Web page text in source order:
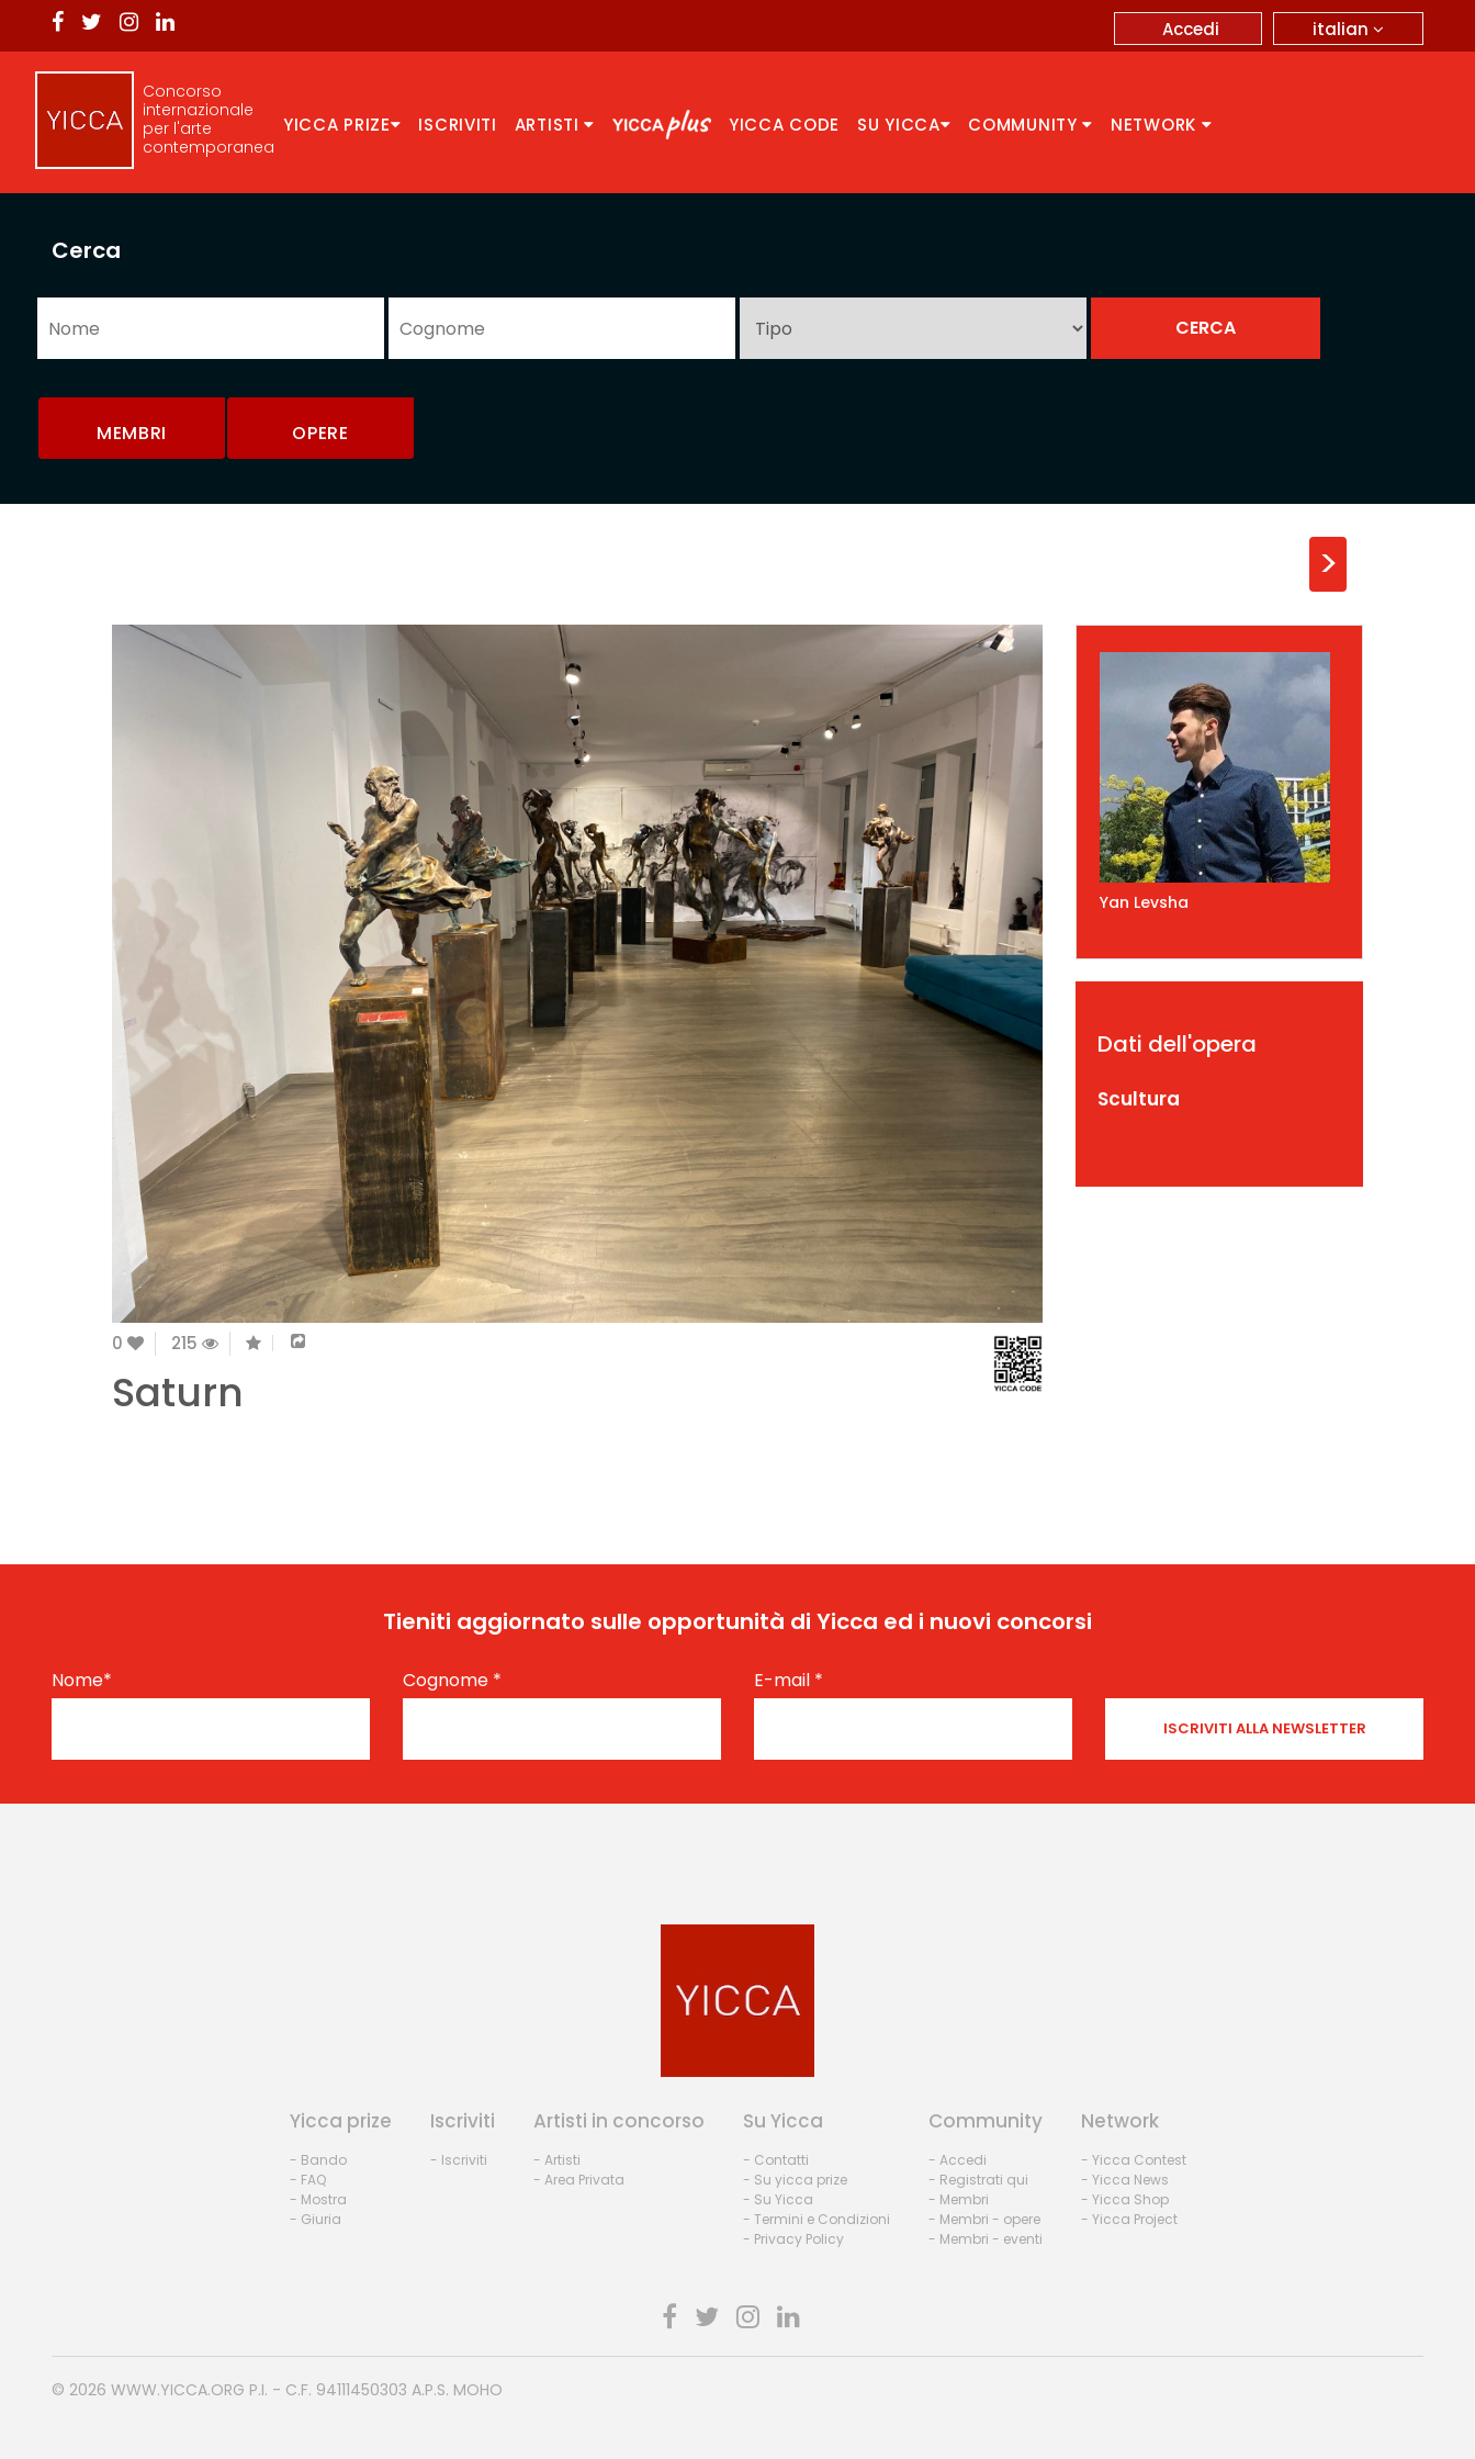
italian
Accedi
Concorso
internazionale
per l'arte
contemporanea
YICCA PRIZE ISCRIVITI ARTISTI YICCA CODE SU YICCA COMMUNITY NETWORK
Cerca
MEMBRI OPERE
>
0 215
Saturn
Yan Levsha
Dati dell'opera
Scultura
Tieniti aggiornato sulle opportunità di Yicca ed i nuovi concorsi
Nome* Cognome * E-mail *
Yicca prize
- Bando
- FAQ
- Mostra
- Giuria
Iscriviti
- Iscriviti
Artisti in concorso
- Artisti
- Area Privata
Su Yicca
- Contatti
- Su yicca prize
- Su Yicca
- Termini e Condizioni
- Privacy Policy
Community
- Accedi
- Registrati qui
- Membri
- Membri - opere
- Membri - eventi
Network
- Yicca Contest
- Yicca News
- Yicca Shop
- Yicca Project
© 2026 WWW.YICCA.ORG P.I. - C.F. 94111450303 A.P.S. MOHO